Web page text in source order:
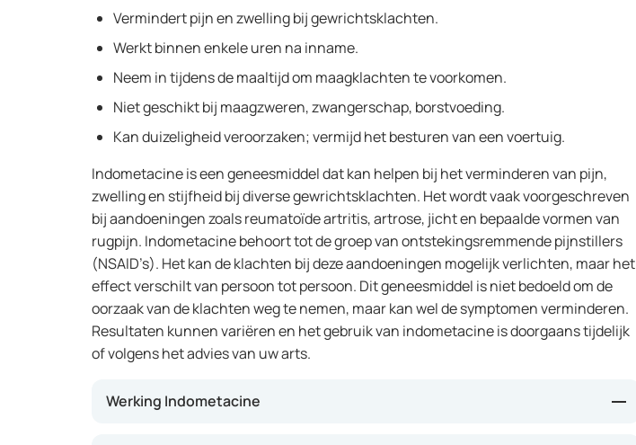
Vermindert pijn en zwelling bij gewrichtsklachten.
Werkt binnen enkele uren na inname.
Neem in tijdens de maaltijd om maagklachten te voorkomen.
Niet geschikt bij maagzweren, zwangerschap, borstvoeding.
Kan duizeligheid veroorzaken; vermijd het besturen van een voertuig.
Indometacine is een geneesmiddel dat kan helpen bij het verminderen van pijn,
zwelling en stijfheid bij diverse gewrichtsklachten. Het wordt vaak voorgeschreven
bij aandoeningen zoals reumatoïde artritis, artrose, jicht en bepaalde vormen van
rugpijn. Indometacine behoort tot de groep van ontstekingsremmende pijnstillers
(NSAID’s). Het kan de klachten bij deze aandoeningen mogelijk verlichten, maar het
effect verschilt van persoon tot persoon. Dit geneesmiddel is niet bedoeld om de
oorzaak van de klachten weg te nemen, maar kan wel de symptomen verminderen.
Resultaten kunnen variëren en het gebruik van indometacine is doorgaans tijdelijk
of volgens het advies van uw arts.
Werking Indometacine